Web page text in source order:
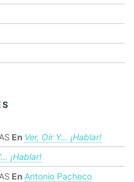
En Ver, Oír Y… ¡hablar!
¡hablar!
En Antonio Pacheco